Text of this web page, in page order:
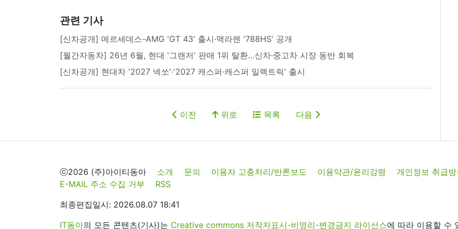
관련 기사
[신차공개] 메르세데스-AMG 'GT 43' 출시·맥라렌 '788HS' 공개
[월간자동차] 26년 6월, 현대 '그랜저' 판매 1위 탈환…신차·중고차 시장 동반 회복
[신차공개] 현대차 '2027 넥쏘'·'2027 캐스퍼·캐스퍼 일렉트릭' 출시
이전 위로 목록 다음
ⓒ2026 (주)아이티동아 소개 문의 이용자 고충처리/반론보도 이용약관/윤리강령 개인정보 취급방
E-MAIL 주소 수집 거부
RSS
최종편집일시: 2026.08.07 18:41
IT동아의 모든 콘텐츠(기사)는 Creative commons 저작자표시-비영리-변경금지 라이선스에 따라 이용할 수